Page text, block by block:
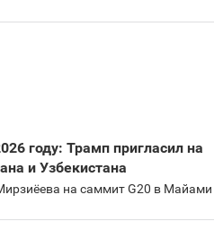
году: Трамп пригласил на
и Узбекистана
на саммит G20 в Майами